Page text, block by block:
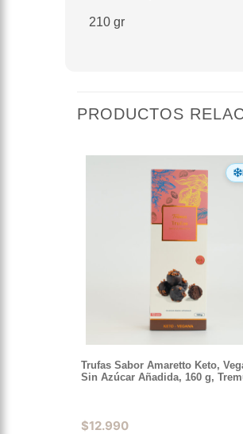
210 gr
PRODUCTOS
Trufas Sabor Amaretto Keto,
Sin Azúcar Añadida, 160 g,
$12.990